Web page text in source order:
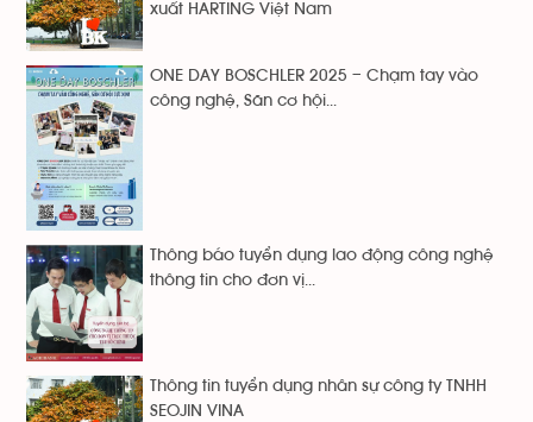
xuất HARTING Việt Nam
ONE DAY BOSCHLER 2025 – Chạm tay vào
công nghệ, Săn cơ hội...
Thông báo tuyển dụng lao động công nghệ
thông tin cho đơn vị...
Thông tin tuyển dụng nhân sự công ty TNHH
SEOJIN VINA